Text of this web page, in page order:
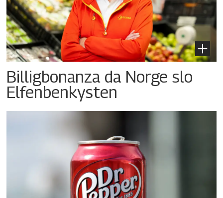
Billigbonanza da Norge slo
Elfenbenkysten